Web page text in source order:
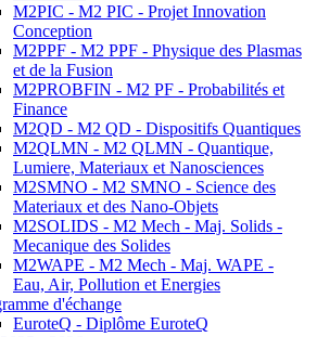
M2PIC - M2 PIC - Projet Innovation
Conception
M2PPF - M2 PPF - Physique des Plasmas
et de la Fusion
M2PROBFIN - M2 PF - Probabilités et
Finance
M2QD - M2 QD - Dispositifs Quantiques
M2QLMN - M2 QLMN - Quantique,
Lumiere, Materiaux et Nanosciences
M2SMNO - M2 SMNO - Science des
Materiaux et des Nano-Objets
M2SOLIDS - M2 Mech - Maj. Solids -
Mecanique des Solides
M2WAPE - M2 Mech - Maj. WAPE -
Eau, Air, Pollution et Energies
d'échange
EuroteQ - Diplôme EuroteQ